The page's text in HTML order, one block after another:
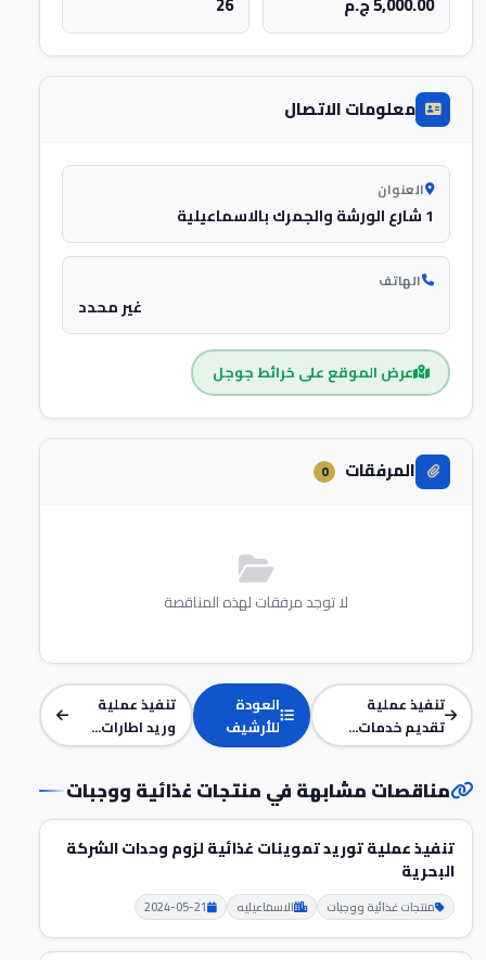
معلومات الاتصال
العنوان
1 شارع الورشة والجمرك بالاسماعيلية
الهاتف
غير محدد
عرض الموقع على خرائط جوجل
المرفقات 0
لا توجد مرفقات لهذه المناقصة
تنفيذ عملية
تقديم خدمات...
العودة
للأرشيف
تنفيذ عملية
وريد اطارات...
مناقصات مشابهة في منتجات غذائية ووجبات
تنفيذ عملية توريد تموينات غذائية لزوم وحدات الشركة
البحرية
منتجات غذائية ووجبات الاسماعيليه 2024-05-21